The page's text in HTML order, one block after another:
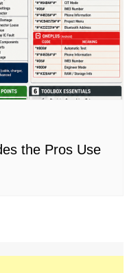
the Pros Use